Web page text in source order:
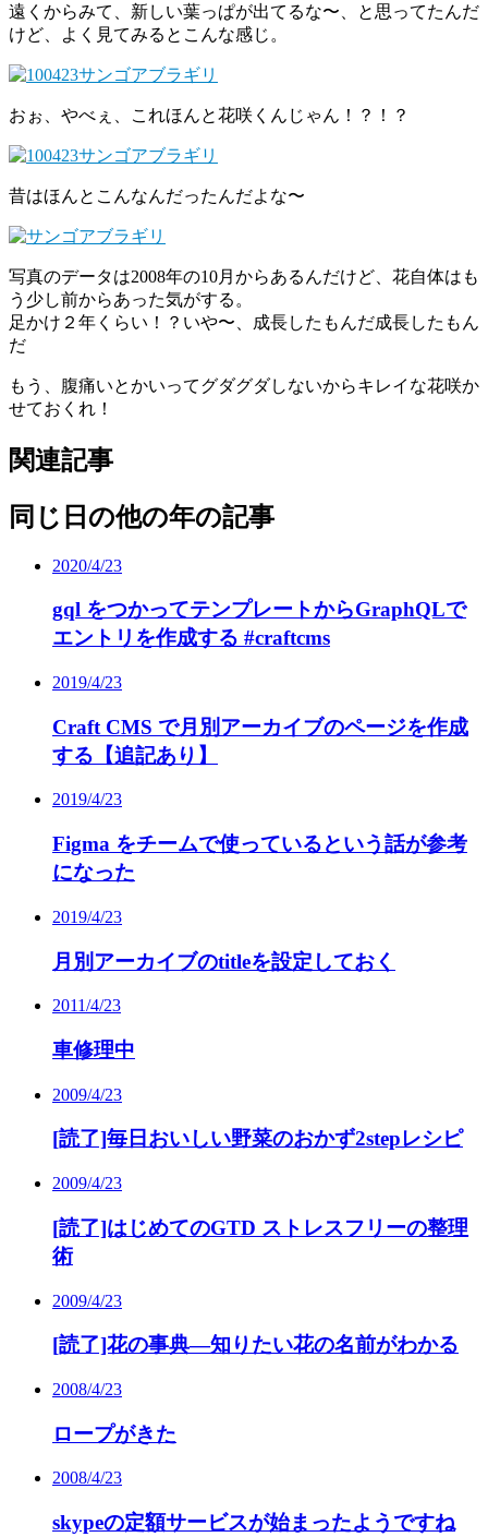
遠くからみて、新しい葉っぱが出てるな〜、と思ってたんだ
けど、よく見てみるとこんな感じ。
おぉ、やべぇ、これほんと花咲くんじゃん！？！？
昔はほんとこんなんだったんだよな〜
写真のデータは2008年の10月からあるんだけど、花自体はも
う少し前からあった気がする。
足かけ２年くらい！？いや〜、成長したもんだ成長したもん
だ
もう、腹痛いとかいってグダグダしないからキレイな花咲か
せておくれ！
関連記事
同じ日の他の年の記事
2020/4/23
gql をつかってテンプレートからGraphQLで
エントリを作成する #craftcms
2019/4/23
Craft CMS で月別アーカイブのページを作成
する【追記あり】
2019/4/23
Figma をチームで使っているという話が参考
になった
2019/4/23
月別アーカイブのtitleを設定しておく
2011/4/23
車修理中
2009/4/23
[読了]毎日おいしい野菜のおかず2stepレシピ
2009/4/23
[読了]はじめてのGTD ストレスフリーの整理
術
2009/4/23
[読了]花の事典―知りたい花の名前がわかる
2008/4/23
ロープがきた
2008/4/23
skypeの定額サービスが始まったようですね